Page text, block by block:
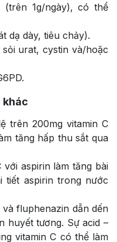
(trên 1g/ngày), có thể
dạ dày, tiêu chảy).
urat, cystin và/hoặc
khác
trên 200mg vitamin C
tăng hấp thu sắt qua
với aspirin làm tăng bài
tiết aspirin trong nước
fluphenazin dẫn dến
huyết tương. Sự acid –
vitamin C có thể làm